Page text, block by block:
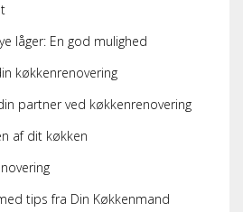
låger: En god mulighed
køkkenrenovering
partner ved køkkenrenovering
af dit køkken
tips fra Din Køkkenmand